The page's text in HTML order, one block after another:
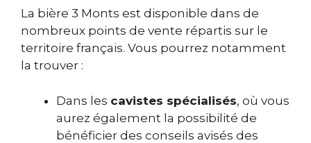
La bière 3 Monts est disponible dans de
nombreux points de vente répartis sur le
territoire français. Vous pourrez notamment
la trouver :
Dans les cavistes spécialisés, où vous
aurez également la possibilité de
bénéficier des conseils avisés des